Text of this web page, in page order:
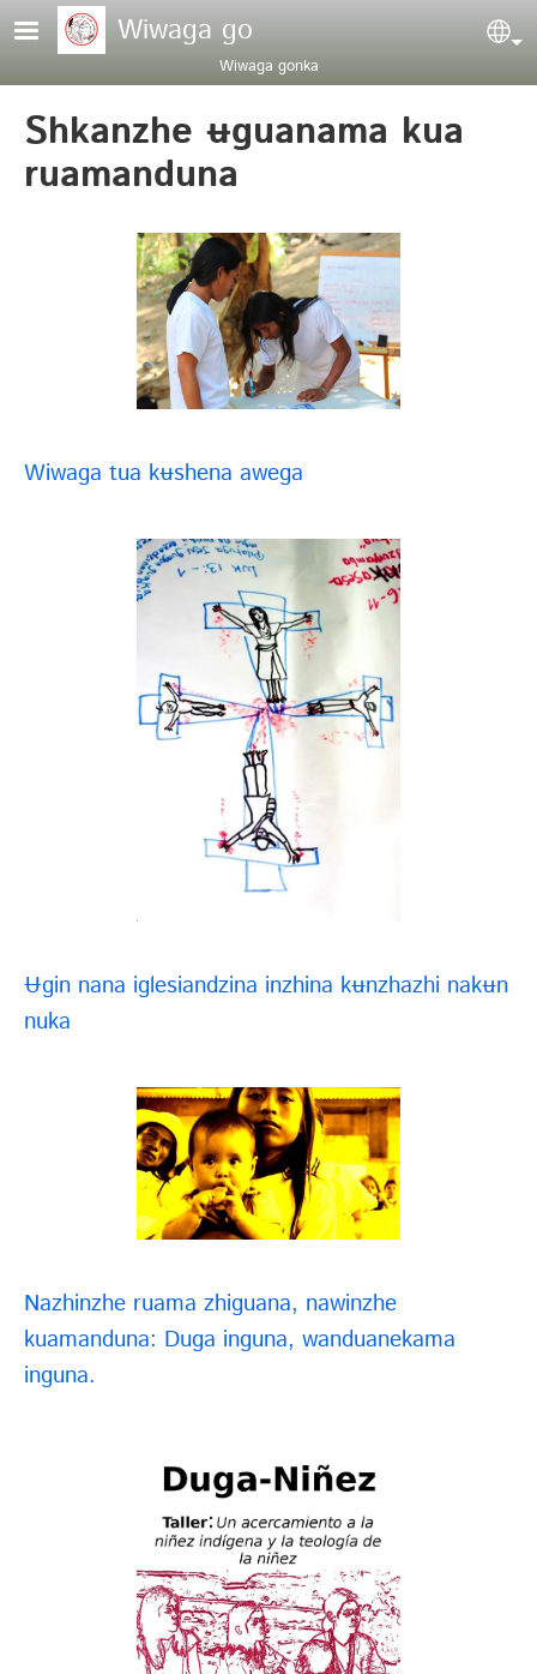
Pasar al contenido principal
Wiwaga go
Wiwaga gonka
Shkanzhe ʉguanama kua
ruamanduna
Wiwaga tua kʉshena awega
Ʉgin nana iglesiandzina inzhina kʉnzhazhi nakʉn
nuka
Nazhinzhe ruama zhiguana, nawinzhe
kuamanduna: Duga inguna, wanduanekama
inguna.